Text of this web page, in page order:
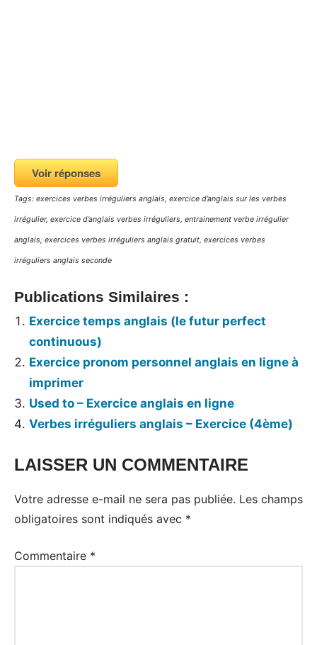
Voir réponses
Tags: exercices verbes irréguliers anglais, exercice d’anglais sur les verbes
irrégulier, exercice d’anglais verbes irréguliers, entrainement verbe irrégulier
anglais, exercices verbes irréguliers anglais gratuit, exercices verbes
irréguliers anglais seconde
Publications Similaires :
Exercice temps anglais (le futur perfect
continuous)
Exercice pronom personnel anglais en ligne à
imprimer
Used to – Exercice anglais en ligne
Verbes irréguliers anglais – Exercice (4ème)
LAISSER UN COMMENTAIRE
Votre adresse e-mail ne sera pas publiée. Les champs
obligatoires sont indiqués avec *
Commentaire *